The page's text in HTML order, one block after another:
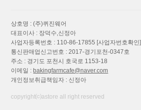
상호명 : (주)퀴진웨어
대표이사 : 장덕수,신정아
사업자등록번호 : 110-86-17855 [사업자번호확인]
통신판매업신고번호 : 2017-경기포천-0347호
주소 : 경기도 포천시 호국로 1153-18
이메일 : bakingfarmcafe@naver.com
개인정보취급책임자 : 신정아
copyright⒞astore all right reserved